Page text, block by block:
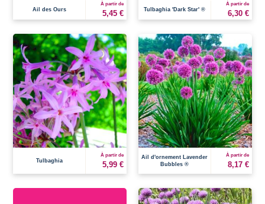
Ail des Ours
À partir de
5,45 € Tulbaghia 'Dark Star' ®
À partir de
6,30 €
Tulbaghia
À partir de
5,99 €
Ail d'ornement Lavender
Bubbles ®
À partir de
8,17 €